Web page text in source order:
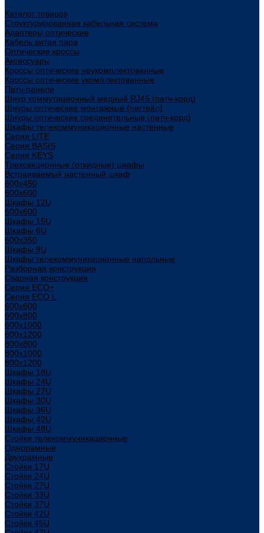
Каталог товаров
Структурированная кабельная система
Адаптеры оптические
Кабель витая пара
Оптические кроссы
Аксессуары
Кроссы оптические неукомплектованные
Кроссы оптические укомплектованные
Патч-панели
Шнур коммутационный медный RJ45 (патч-корд)
Шнуры оптические монтажные (пигтейл)
Шнуры оптические соединительные (патч-корд)
Шкафы телекоммуникационные настенные
Cерия LITE
Cерия BASIS
Cерия KEYS
Трехсекционные (откидные) шкафы
Встраиваемый настенный шкаф
600x450
600x600
Шкафы 12U
600x600
Шкафы 15U
Шкафы 6U
600x350
Шкафы 9U
Шкафы телекоммуникационные напольные
Разборная конструкция
Сварная конструкция
Серия ECO+
Серия ECO L
600x600
600x800
600х1000
600х1200
800x800
800х1000
800х1200
Шкафы 18U
Шкафы 24U
Шкафы 27U
Шкафы 30U
Шкафы 36U
Шкафы 42U
Шкафы 48U
Стойки телекоммуникационные
Однорамные
Двухрамные
Стойки 17U
Стойки 24U
Стойки 27U
Стойки 33U
Стойки 37U
Стойки 42U
Стойки 45U